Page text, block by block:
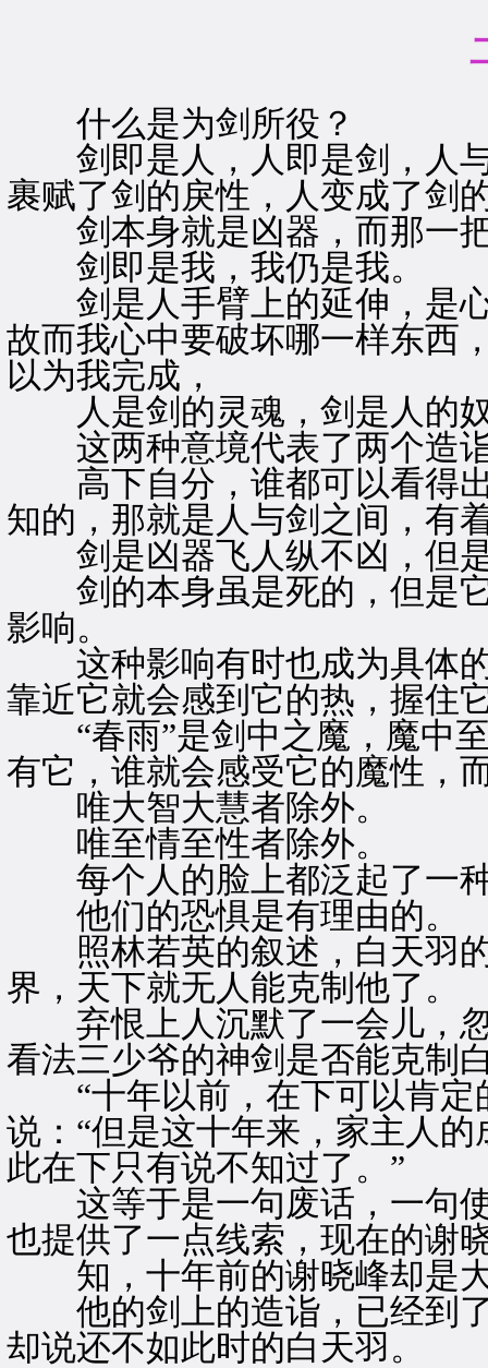
什么是为剑所役？
剑即是人，人即是剑，人与
裹赋了剑的戾性，人变成了剑
剑本身就是凶器，而那一把
剑即是我，我仍是我。
剑是人手臂上的延伸，是心
故而我心中要破坏哪一样东西
以为我完成，
人是剑的灵魂，剑是人的
这两种意境代表了两个造
高下自分，谁都可以看得出
知的，那就是人与剑之间，有
剑是凶器飞人纵不凶，但是
剑的本身虽是死的，但是它
影响。
这种影响有时也成为具体的
靠近它就会感到它的热，握住
“春雨”是剑中之魔，魔中至
有它，谁就会感受它的魔性，
唯大智大慧者除外。
唯至情至性者除外。
每个人的脸上都泛起了一
他们的恐惧是有理由的。
照林若英的叙述，白天羽的
界，天下就无人能克制他了。
弃恨上人沉默了一会儿，忽
看法三少爷的神剑是否能克制
“十年以前，在下可以肯定
说：“但是这十年来，家主人
此在下只有说不知过了。”
这等于是一句废话，一句使
也提供了一点线索，现在的谢
知，十年前的谢晓峰却是
他的剑上的造诣，已经到了
却说还不如此时的白天羽。